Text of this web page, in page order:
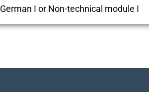
German I or Non-technical module I